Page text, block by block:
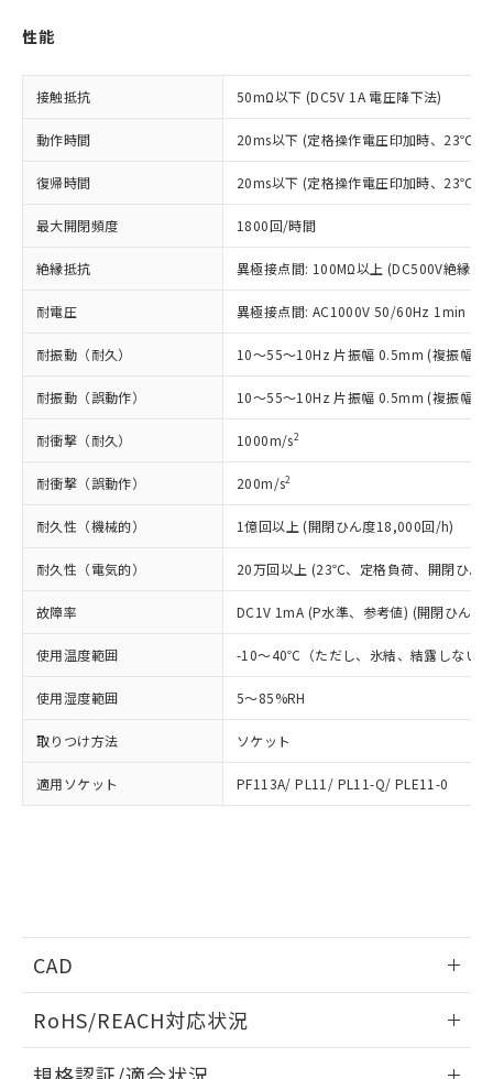
性能
接触抵抗 50mΩ以下 (DC5V 1A 電圧降下法)
動作時間 20ms以下 (定格操作電圧印加時、23℃、
復帰時間 20ms以下 (定格操作電圧印加時、23℃、
最大開閉頻度 1800回/時間
絶縁抵抗 異極接点間: 100MΩ以上 (DC500V絶縁抵
耐電圧 異極接点間: AC1000V 50/60Hz 1min
耐振動（耐久） 10～55～10Hz 片振幅 0.5mm (複振幅
耐振動（誤動作） 10～55～10Hz 片振幅 0.5mm (複振幅
耐衝撃（耐久） 1000m/s2
耐衝撃（誤動作） 200m/s2
耐久性（機械的） 1億回以上 (開閉ひん度18,000回/h)
耐久性（電気的） 20万回以上 (23℃、定格負荷、開閉ひん
故障率 DC1V 1mA (P水準、参考値) (開閉ひん
使用温度範囲 -10～40℃（ただし、氷結、結露しない
使用湿度範囲 5～85%RH
取りつけ方法 ソケット
適用ソケット PF113A/ PL11/ PL11-Q/ PLE11-0
CAD
ドすることができます。
RoHS/REACH対応状況
ご利用ください。
本サービスは、当社制御機器事業取扱
商品の当社在庫状況および標準価格
(税抜)を提供させていただくもので
当社制御機器事業取扱商品の中には、
本サービスの対象外となる商品もある
ことをご了承ください。
在庫状況および標準価格照会結果は、
記載している更新日時点での社内デー
タに基づき作成されるものであり、閲
覧された時点での実際の在庫および標
準価格とは異なる場合があることをご
了承ください。
正式な納期状況および標準価格はお客
様のお取引先、またはお客様担当のオ
ムロン制御機器販売店・当社販売員に
オムロン制御機器販売店や当社販売拠
販売ネットワーク
」をご確認
ください。
在庫状況および標準価格結果を当社の
事前の承諾なく第三者に漏洩または開
示しないようお願いします。
マイパーツ機能（部品リスト作成サー
ビス）をご利用いただくには、I-Web
メンバーズにご登録されている必要が
お客様が当ウェブサイト上で当社にご
登録された部品リストについて、当社
および当社の共同利用者が、当社の製
用者の範囲」に記載されている法人を
非含有に非対応の商品で、対応品を出す予
定はありません。
調査・確認中：EU RoHS指令（10物質）の
非含有の対応状況を調査中または確認中の
非該当品：ライセンス料など無形物で、有
害物質有無と関係のない商品です。
仕入先様の事情により、非含有部品として
むを得ず変更することがあります。
*EU RoHS指令（10物質）：
ミウム(Cd) 100ppm以下、
六価クロム(Cr(Ⅵ)) 1000ppm以下、ポリ臭化ビフェニル
類(PBB) 1000ppm以下、ポリ臭化ジフェニルエーテル類
(PBDE) 1000ppm以下、フタル酸ビス(2-エチルヘキシ
ル) (DEHP)(別名：DOP) 1000ppm以下、フタル酸ブチ
ルベンジル（BBP） 1000ppm以下、フタル酸ジブチル
（DBP） 1000ppm以下、フタル酸ジイソブチル
(DIBP) 1000ppm以下
但し、RoHS指令で産業用監視および制御機器に対する
フタル酸エステル類の４物質については閾値を超える意
図的な使用がないことを確認しています。
部品在庫の切り替え状況などにより、予定
月が前後することがあります。
※3 非含有証明書ダウンロード
下記の非含有証明書をダウンロードするこ
また、RoHS指令のフタル酸エステル類４
物質の対応では、対応完了までの期間は出
荷製品に未対応品が混在することから備考
欄に対応日を記載しておりました。
※1 中国RoHS○×表
「○」：最大均質材料含有率が中国RoHSの
基準値以下であることを示します。
「×」：最大均質材料含有率が中国RoHSの
基準値を超えていることを示します。
「－」：未確認です。当社販売部門へお問
*中国RoHS10物質の基準値 (GB/T26572)：
Pb(鉛) :1000ppm、 Hg(水銀) : 1000ppm、 Cd(カドミウ
Cr(Ⅵ)(六価クロム) : 1000ppm、 PBBs(ポリ臭化ビフェ
DBP(フタル酸ジブチル) : 1000ppm、 DIBP(フタル酸ジ
イソブチル) : 1000ppm、 BBP(フタル酸ブチルベンジ
ル) : 1000ppm、
DEHP(フタル酸ビス(2-エチルヘキシル)) : 1000ppm
※2 環境保護使用期限
「ｅ」：有害物質（10物質）のすべてが基
準値以下であることを示します。
「10」：通常の使用状況下において有害物
質が外部に漏えいし、環境に深刻な影響を
及ぼさない年数を意味します。
「－」：未確認です。当社販売部門へお問
い合わせください。
当社は、これら貴社製品のうち、外国
為替および外国貿易法に定める商品
（以下｢規制貨物等」という）を輸出
または国外への提供する場合は、日本
国政府の輸出許可(または役務取引許
可)を取得するなどの必要な手続きを
とります。
当社は規制貨物を破棄する場合は、完
全に破砕するなど、違法に輸出されな
いよう必要な手段を講じます。
当社は貴社製品を、核兵器、ミサイ
ル、化学兵器、生物兵器またはその他
武器並びにこれらの製造装置等に一切
使用いたしません。
当社は、貴社製品を第三者に販売する
場合は、上記1、2および3の内容を当
該第三者に通知します。また当社は、
販売先および販売に係わる関係者が違
法に輸出するおそれがある場合は、取
り引きをいたしません。
号
一定数には満たないが在庫あり
－
在庫なし(最新の在庫状況につ
いては、お客様のお取引先、ま
たはお客様担当のオムロン制御
機器販売店・当社販売員にご確
認ください)
空
受注生産機種、また在庫状況の